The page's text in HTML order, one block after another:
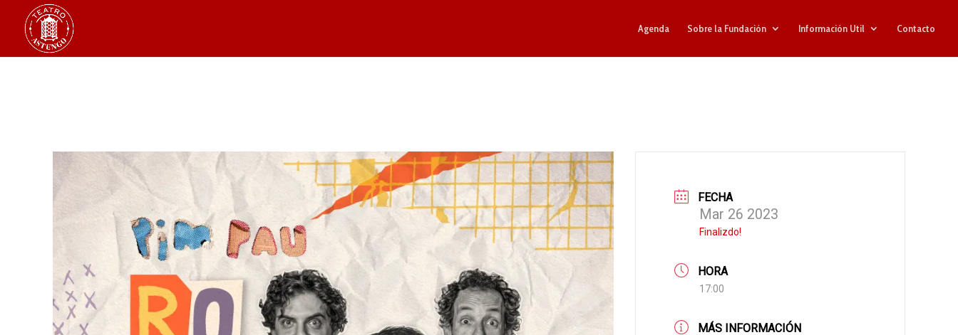
Agenda Sobre la Fundación Información Util Contacto
FECHA
Mar 26 2023
Finalizdo!
HORA
17:00
MÁS INFORMACIÓN